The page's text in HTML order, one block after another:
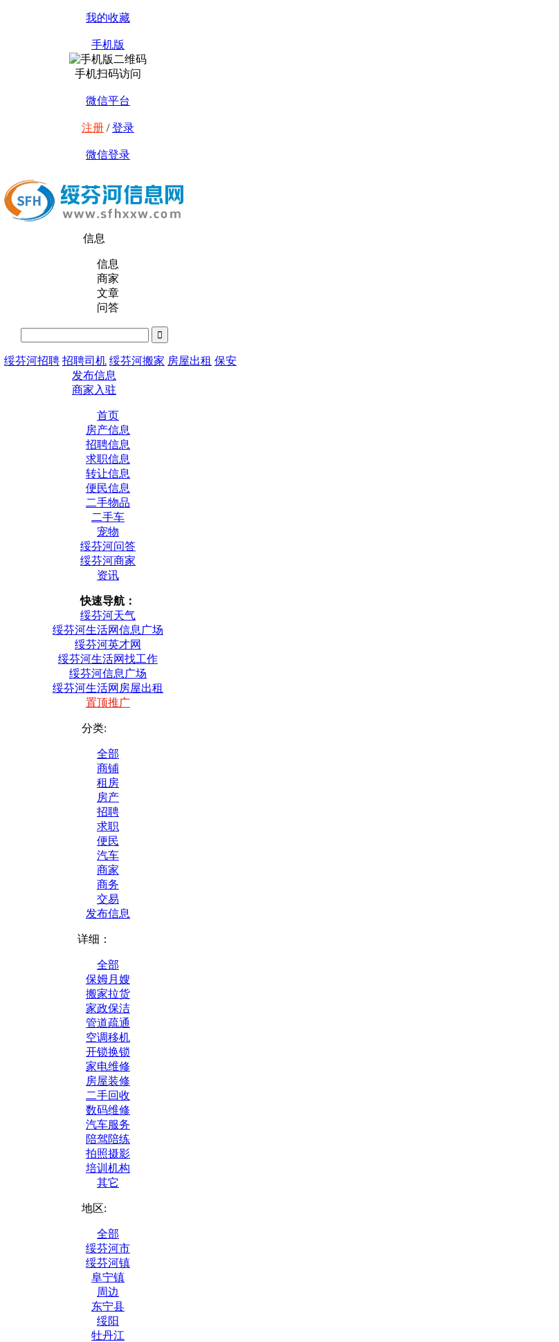
我的收藏
手机版
手机扫码访问
微信平台
注册 /登录
微信登录
信息
信息
商家
文章
问答
绥芬河招聘 招聘司机 绥芬河搬家 房屋出租 保安
发布信息
商家入驻
首页
房产信息
招聘信息
求职信息
转让信息
便民信息
二手物品
二手车
宠物
绥芬河问答
绥芬河商家
资讯
快速导航：
绥芬河天气
绥芬河生活网信息广场
绥芬河英才网
绥芬河生活网找工作
绥芬河信息广场
绥芬河生活网房屋出租
置顶推广
分类:
全部
商铺
租房
房产
招聘
求职
便民
汽车
商家
商务
交易
发布信息
详细：
全部
保姆月嫂
搬家拉货
家政保洁
管道疏通
空调移机
开锁换锁
家电维修
房屋装修
二手回收
数码维修
汽车服务
陪驾陪练
拍照摄影
培训机构
其它
地区:
全部
绥芬河市
绥芬河镇
阜宁镇
周边
东宁县
绥阳
牡丹江